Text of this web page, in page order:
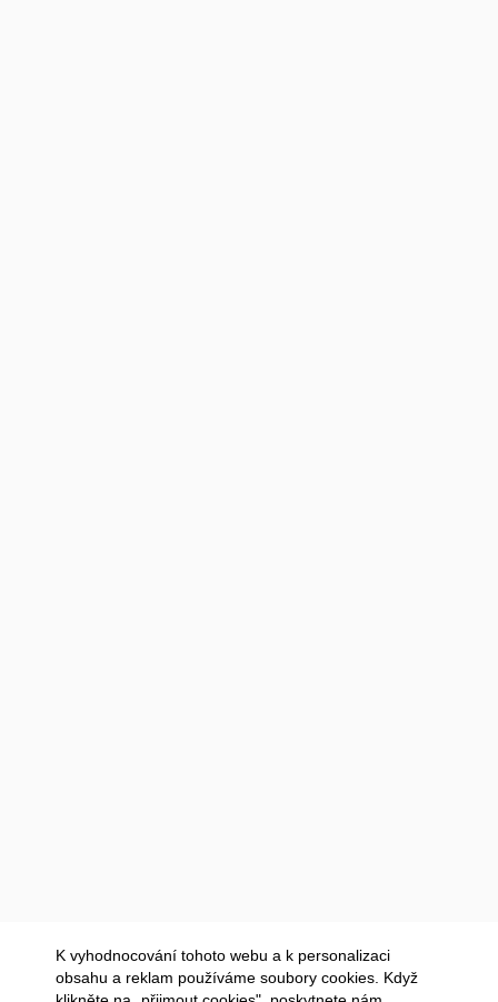
K vyhodnocování tohoto webu a k personalizaci
obsahu a reklam používáme soubory cookies. Když